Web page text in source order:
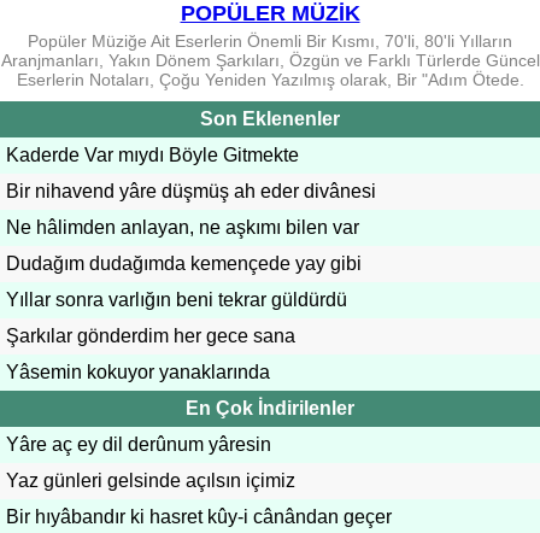
POPÜLER MÜZİK
Popüler Müziğe Ait Eserlerin Önemli Bir Kısmı, 70'li, 80'li Yılların
Aranjmanları, Yakın Dönem Şarkıları, Özgün ve Farklı Türlerde Güncel
Eserlerin Notaları, Çoğu Yeniden Yazılmış olarak, Bir "Adım Ötede.
Son Eklenenler
Kaderde Var mıydı Böyle Gitmekte
Bir nihavend yâre düşmüş ah eder divânesi
Ne hâlimden anlayan, ne aşkımı bilen var
Dudağım dudağımda kemençede yay gibi
Yıllar sonra varlığın beni tekrar güldürdü
Şarkılar gönderdim her gece sana
Yâsemin kokuyor yanaklarında
En Çok İndirilenler
Yâre aç ey dil derûnum yâresin
Yaz günleri gelsinde açılsın içimiz
Bir hıyâbandır ki hasret kûy-i cânândan geçer